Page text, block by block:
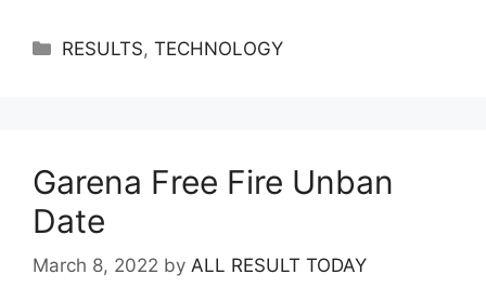
Categories
RESULTS,TECHNOLOGY
Garena Free Fire Unban
Date
March 8, 2022 by ALL RESULT TODAY